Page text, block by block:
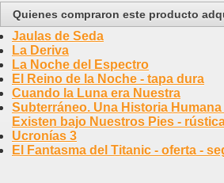
Quienes compraron este producto
Jaulas de Seda
La Deriva
La Noche del Espectro
El Reino de la Noche - tapa dura
Cuando la Luna era Nuestra
Subterráneo. Una Historia
Existen bajo Nuestros Pies -
Ucronías 3
El Fantasma del Titanic - oferta -